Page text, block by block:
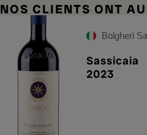
NOS CLIENTS ONT
Bolgheri
Sassicaia
2023